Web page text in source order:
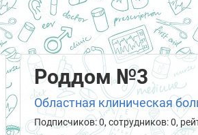
Роддом №3
Областная клиническая
Подписчиков: 0, сотрудников: 0,